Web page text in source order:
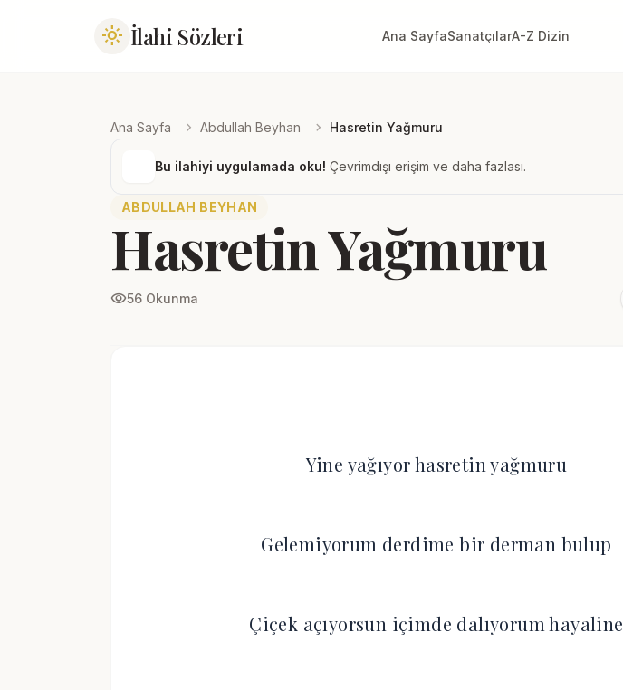
light_mode İlahi Sözleri Ana SayfaSanatçılarA-Z Dizin
Ana Sayfa chevron_right Abdullah Beyhan chevron_right Hasretin Yağmuru
Bu ilahiyi uygulamada oku! Çevrimdışı erişim ve daha fazlası.
ABDULLAH BEYHAN
Hasretin Yağmuru
visibility56 Okunma
Yine yağıyor hasretin yağmuru
Gelemiyorum derdime bir derman bulup
Çiçek açıyorsun içimde dalıyorum hayaline